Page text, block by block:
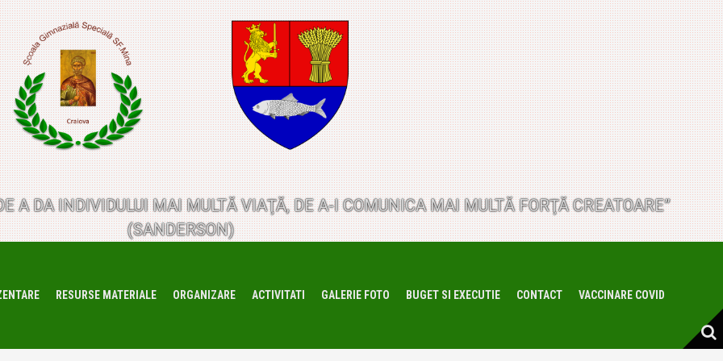
A DA INDIVIDULUI MAI MULTĂ VIAŢĂ, DE A-I COMUNICA MAI MULTĂ FORŢĂ CREATOARE”
(SANDERSON)
RESURSE MATERIALE ORGANIZARE ACTIVITATI GALERIE FOTO BUGET SI EXECUTIE CONTACT VACCINARE COVID